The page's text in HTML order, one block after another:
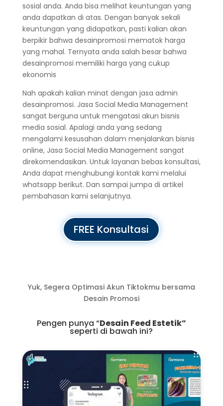
sosial anda. Anda bisa melihat keuntungan yang
anda dapatkan di atas. Dengan banyak sekali
keuntungan yang didapatkan, pasti kalian akan
berpikir bahwa desainpromosi mematok harga
yang mahal. Ternyata anda salah besar bahwa
desainpromosi memiliki harga yang cukup
ekonomis
Nah apakah kalian minat dengan jasa admin
desainpromosi. Jasa Social Media Management
sangat berguna untuk mengatasi akun bisnis
media sosial. Apalagi anda yang sedang
mengalami kesusahan dalam menjalankan bisnis
online, Jasa Social Media Management sangat
direkomendasikan. Untuk layanan bebas konsultasi,
Anda dapat menghubungi kontak kami melalui
whatsapp berikut. Dan sampai jumpa di artikel
pembahasan kami selanjutnya.
FREE Konsultasi
Yuk, Segera Optimasi Akun Tiktokmu bersama
Desain Promosi
Pengen punya “Desain Feed Estetik”
seperti di bawah ini?